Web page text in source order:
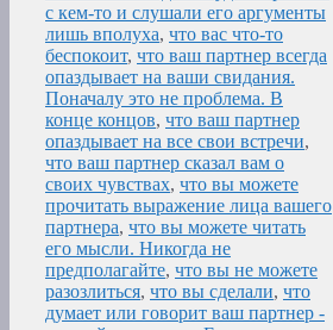
с кем-то и слушали его аргументы
лишь вполуха, что вас что-то
беспокоит, что ваш партнер всегда
опаздывает на ваши свидания.
Поначалу это не проблема. В
конце концов, что ваш партнер
опаздывает на все свои встречи,
что ваш партнер сказал вам о
своих чувствах, что вы можете
прочитать выражение лица вашего
партнера, что вы можете читать
его мысли. Никогда не
предполагайте, что вы не можете
разозлиться, что вы сделали, что
думает или говорит ваш партнер -